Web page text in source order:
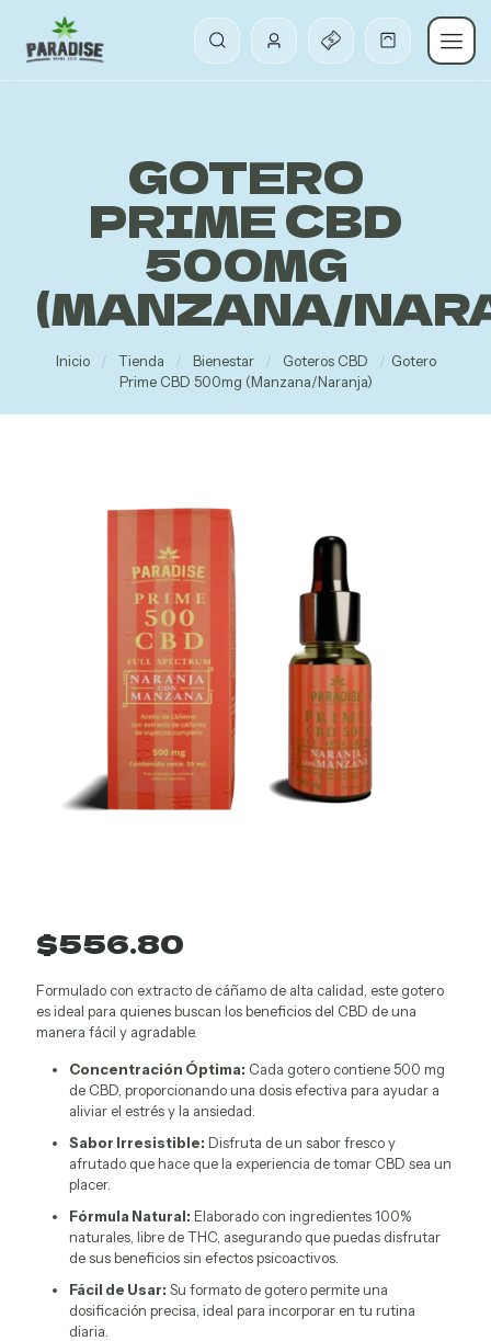
GOTERO
PRIME CBD
500MG
(MANZANA/
Inicio / Tienda / Bienestar / Goteros CBD / Gotero
Prime CBD 500mg (Manzana/Naranja)
$556.80
Formulado con extracto de cáñamo de alta calidad, este gotero
es ideal para quienes buscan los beneficios del CBD de una
manera fácil y agradable.
Concentración Óptima: Cada gotero contiene 500 mg
de CBD, proporcionando una dosis efectiva para ayudar a
aliviar el estrés y la ansiedad.
Sabor Irresistible: Disfruta de un sabor fresco y
afrutado que hace que la experiencia de tomar CBD sea un
placer.
Fórmula Natural: Elaborado con ingredientes 100%
naturales, libre de THC, asegurando que puedas disfrutar
de sus beneficios sin efectos psicoactivos.
Fácil de Usar: Su formato de gotero permite una
dosificación precisa, ideal para incorporar en tu rutina
diaria.